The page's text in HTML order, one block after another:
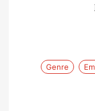
Genre